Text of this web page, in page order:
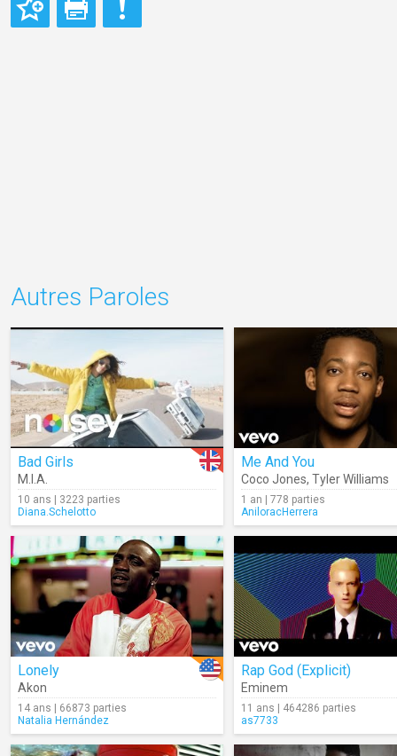
Autres Paroles
Bad Girls
M.I.A.
10 ans | 3223 parties
Diana.Schelotto
Me And You
Coco Jones, Tyler Williams
1 an | 778 parties
AniloracHerrera
Lonely
Akon
14 ans | 66873 parties
Natalia Hernández
Rap God (Explicit)
Eminem
11 ans | 464286 parties
as7733